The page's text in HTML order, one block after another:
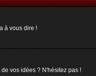
à vous dire !
vos idées ? N'hésitez pas !